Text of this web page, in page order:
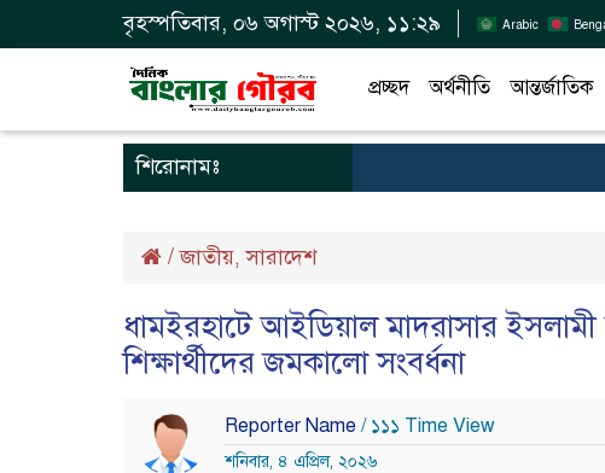
বৃহস্পতিবার, ০৬ অগাস্ট ২০২৬, ১১:২৯ Arabic
প্রচ্ছদ অর্থনীতি আন্তর্জাতিক
শিরোনামঃ
/জাতীয়,সারাদেশ
ধামইরহাটে আইডিয়াল মাদরাসার ইসলামী
শিক্ষার্থীদের জমকালো সংবর্ধনা
Reporter Name / ১১১ Time View
শনিবার, ৪ এপ্রিল, ২০২৬